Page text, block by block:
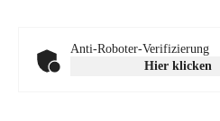
Anti-Roboter-Verifizierung
Hier klicken